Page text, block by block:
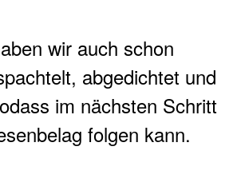
wir auch schon
abgedichtet und
im nächsten Schritt
folgen kann.